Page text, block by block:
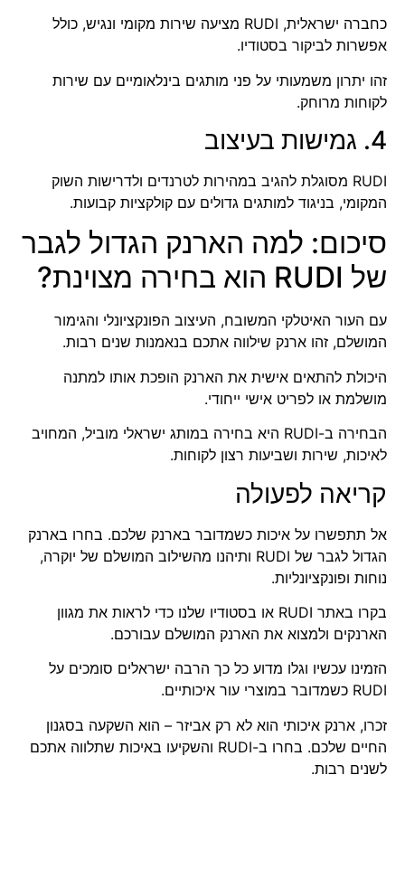
כחברה ישראלית, RUDI מציעה שירות מקומי ונגיש, כולל
אפשרות לביקור בסטודיו.
זהו יתרון משמעותי על פני מותגים בינלאומיים עם שירות
לקוחות מרוחק.
4. גמישות בעיצוב
RUDI מסוגלת להגיב במהירות לטרנדים ולדרישות השוק
המקומי, בניגוד למותגים גדולים עם קולקציות קבועות.
סיכום: למה הארנק הגדול לגבר
של RUDI הוא בחירה מצוינת?
עם העור האיטלקי המשובח, העיצוב הפונקציונלי והגימור
המושלם, זהו ארנק שילווה אתכם בנאמנות שנים רבות.
היכולת להתאים אישית את הארנק הופכת אותו למתנה
מושלמת או לפריט אישי ייחודי.
הבחירה ב-RUDI היא בחירה במותג ישראלי מוביל, המחויב
לאיכות, שירות ושביעות רצון לקוחות.
קריאה לפעולה
אל תתפשרו על איכות כשמדובר בארנק שלכם. בחרו בארנק
הגדול לגבר של RUDI ותיהנו מהשילוב המושלם של יוקרה,
נוחות ופונקציונליות.
בקרו באתר RUDI או בסטודיו שלנו כדי לראות את מגוון
הארנקים ולמצוא את הארנק המושלם עבורכם.
הזמינו עכשיו וגלו מדוע כל כך הרבה ישראלים סומכים על
RUDI כשמדובר במוצרי עור איכותיים.
זכרו, ארנק איכותי הוא לא רק אביזר – הוא השקעה בסגנון
החיים שלכם. בחרו ב-RUDI והשקיעו באיכות שתלווה אתכם
לשנים רבות.